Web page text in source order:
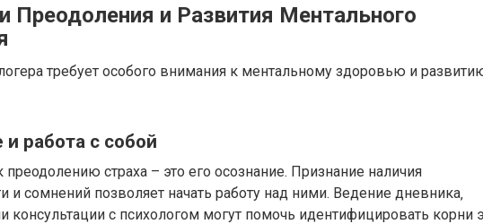
Преодоления и Развития Ментального
требует особого внимания к ментальному здоровью и
и работа с собой
страха – это его осознание. Признание наличия
и сомнений позволяет начать работу над ними. Ведение дневника‚
консультации с психологом могут помочь идентифицировать корни